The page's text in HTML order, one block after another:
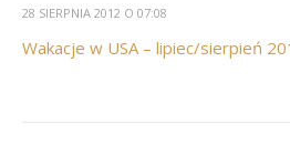
28 SIERPNIA 2012 O 07:08
Wakacje w USA – lipiec/sierpień